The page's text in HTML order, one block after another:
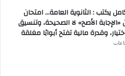
يكتب : الثانوية العامة… امتحان
الأصح» لا الصحيحة، وتنسيق
وقدرة مالية تفتح أبوابًا مغلقة